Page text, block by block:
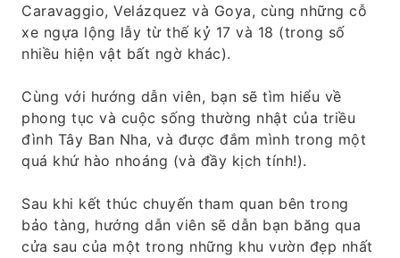
Caravaggio, Velázquez và Goya, cùng những cỗ
xe ngựa lộng lẫy từ thế kỷ 17 và 18 (trong số
nhiều hiện vật bất ngờ khác).
Cùng với hướng dẫn viên, bạn sẽ tìm hiểu về
phong tục và cuộc sống thường nhật của triều
đình Tây Ban Nha, và được đắm mình trong một
quá khứ hào nhoáng (và đầy kịch tính!).
Sau khi kết thúc chuyến tham quan bên trong
bảo tàng, hướng dẫn viên sẽ dẫn bạn băng qua
cửa sau của một trong những khu vườn đẹp nhất